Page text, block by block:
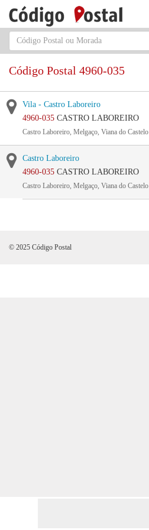
Código Postal 4960-035
Vila - Castro Laboreiro
4960-035 CASTRO LABOREIRO
Castro Laboreiro, Melgaço, Viana do Castelo
Castro Laboreiro
4960-035 CASTRO LABOREIRO
Castro Laboreiro, Melgaço, Viana do Castelo
© 2025 Código Postal